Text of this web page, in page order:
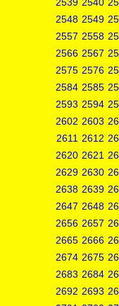
2548 2549
2557 2558
2566 2567
2575 2576
2584 2585
2593 2594
2602 2603
2611 2612
2620 2621
2629 2630
2638 2639
2647 2648
2656 2657
2665 2666
2674 2675
2683 2684
2692 2693